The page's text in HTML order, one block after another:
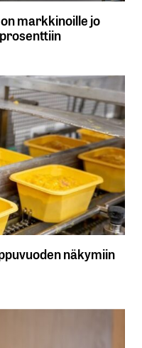
markkinoille jo
näkymiin